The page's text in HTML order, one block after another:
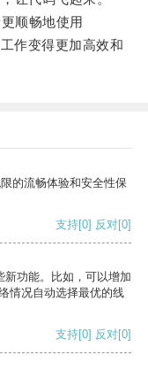
顺畅地使用
作变得更加高效和
的流畅体验和安全性保
支持[0] 反对[0]
新功能。比如，可以增加
情况自动选择最优的线
支持[0] 反对[0]